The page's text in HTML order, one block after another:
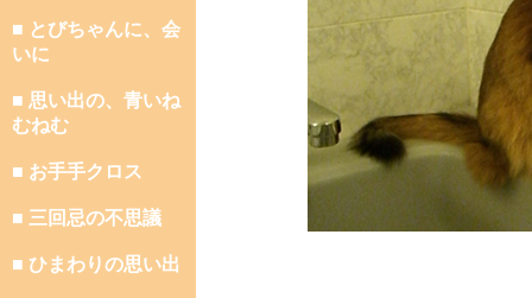
■ とびちゃんに、会
いに
■ 思い出の、青いね
むねむ
■ お手手クロス
■ 三回忌の不思議
■ ひまわりの思い出